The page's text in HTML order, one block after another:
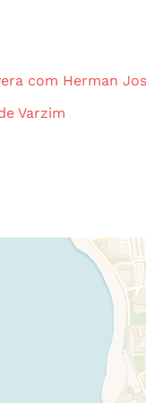
com Herman
Varzim